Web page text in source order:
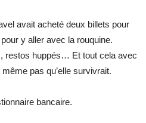
avait acheté deux billets pour
y aller avec la rouquine.
restos huppés… Et tout cela avec
pas qu’elle survivrait.
bancaire.